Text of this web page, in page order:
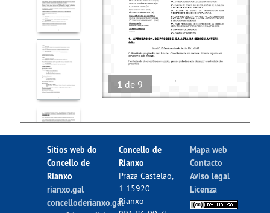
1 de 9
Sitios web do
Concello de
Rianxo
rianxo.gal
concelloderianxo.gal
Concello de
Rianxo
Praza Castelao,
1 15920
Rianxo
Mapa web
Contacto
Aviso legal
Licenza